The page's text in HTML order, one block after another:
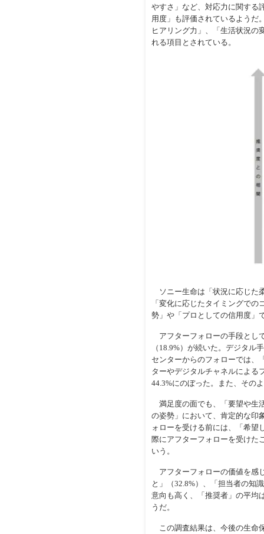
やすさ」など、対応力に関する
用度」も評価されているようだ
ヒアリング力」、「生活状況の
れる項目とされている。
ソニー生命は「状況に応じた
「変化に応じたタイミングで
勢」や「プロとしての信用度」
アフターフォローの手段とし
（18.9%）が続いた。デジタル
センターからのフォローでは、
ターやデジタルチャネルによる
44.3%にのぼった。また、その
満足度の面でも、「要望や生
の姿勢」において、肯定的な印
ォローを受ける前には、「希望
際にアフターフォローを受けた
いう。
アフターフォローの価値を感
と」（32.8%）、「担当者の知
意向も高く、「推奨者」の平均
うだ。
この調査結果は、今後の生命